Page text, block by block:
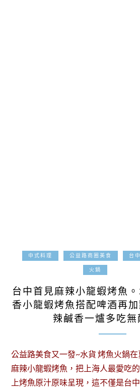
中式料理 公益路商圈美食 台
火鍋
台中首見麻辣小龍蝦烤魚
香小龍蝦烤魚搭配啤酒再
辣鹹香一爐多吃無
公益路美食又一發~水貨 烤魚火鍋
麻辣小龍蝦烤魚，把上海人最愛吃
上烤魚原汁原味呈現，這不僅是台